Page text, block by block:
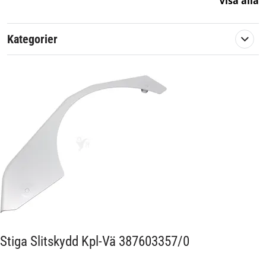
Artikelnummer:
Passar märke:
Stiga
Kategorier
Stiga Slitskydd Kpl-Vä 387603357/0